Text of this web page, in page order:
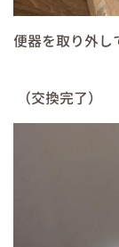
便器を取り外し
（交換完了）